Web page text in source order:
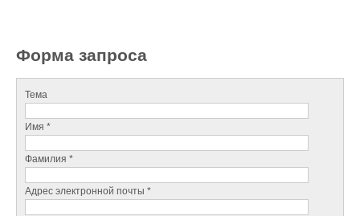
Форма запроса
Тема
Имя *
Фамилия *
Адрес электронной почты *